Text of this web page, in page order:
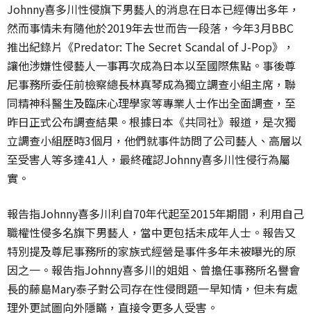
Johnny喜多川性侵旗下男藝人的消息在日本已經傳出多年，
然而事情未有隨他於2019年去世而告一段落，今年3月BBC
推出紀錄片《Predator: The Secret Scandal of J-Pop》，
讓他涉嫌性侵藝人一事再次成為日本以至國際焦點。事後尊
尼事務所委任前檢察總長林真琴成為獨立調查小組主席，聯
同精神科醫生及臨床心理學家等專業人士作出全面調查，至
昨日正式公布調查結果。根據日本《共同社》報道，是次獨
立調查小組歷時3個月，他們就事件訪問了公司藝人、高層以
至受害人等多達41人，最終確認Johnny喜多川性侵行為屬
實。
報告指Johnny喜多川利自70年代起至2015年期間，利用自己
職權性侵多名旗下男藝人，當中更包括未成年人士。報告又
特別提及尊尼事務所的家族式經營是事件多年未被曝光的原
因之一。報告指Johnny喜多川的姐姐、曾擔任事務所名譽會
長的藤島Mary泰子對公司存在性侵問題一早知情，但未有處
理外更試圖向外隱瞞，直接令更多人受害。